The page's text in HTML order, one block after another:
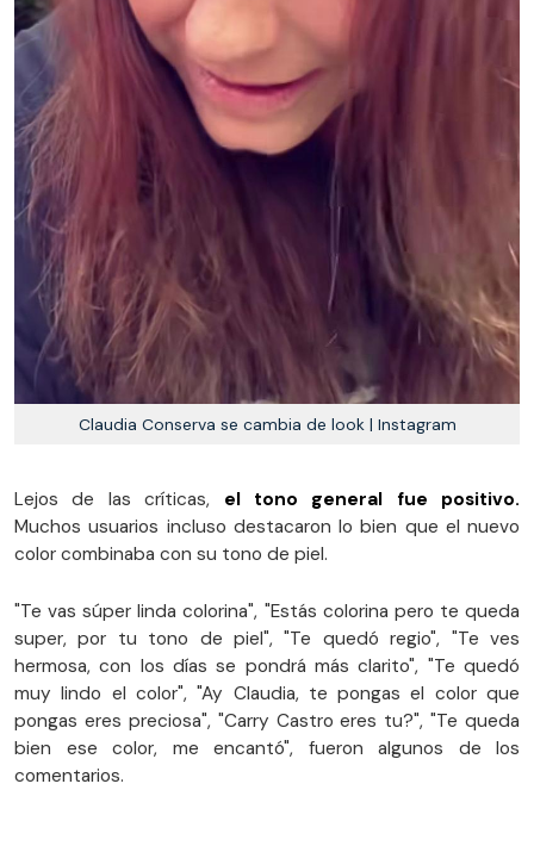
Claudia Conserva se cambia de look | Instagram
Lejos de las críticas, el tono general fue positivo.
Muchos usuarios incluso destacaron lo bien que el nuevo
color combinaba con su tono de piel.
"Te vas súper linda colorina", "Estás colorina pero te queda
super, por tu tono de piel", "Te quedó regio", "Te ves
hermosa, con los días se pondrá más clarito", "Te quedó
muy lindo el color", "Ay Claudia, te pongas el color que
pongas eres preciosa", "Carry Castro eres tu?", "Te queda
bien ese color, me encantó", fueron algunos de los
comentarios.